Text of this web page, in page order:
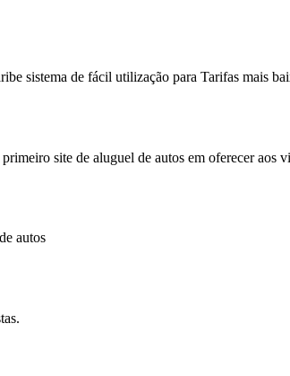
sistema de fácil utilização para Tarifas mais
site de aluguel de autos em oferecer aos
autos